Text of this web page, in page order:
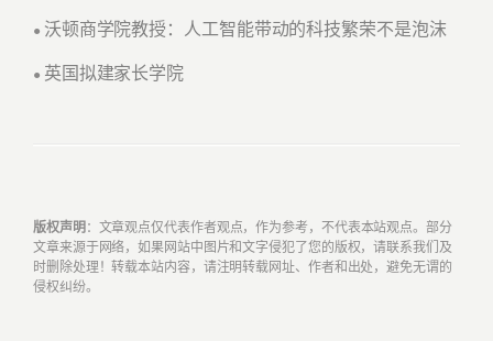
● 沃顿商学院教授：人工智能带动的科技繁荣不是泡沫
● 英国拟建家长学院
版权声明 ：文章观点仅代表作者观点，作为参考，不代表本站观点。部分
文章来源于网络，如果网站中图片和文字侵犯了您的版权，请联系我们及
时删除处理！转载本站内容，请注明转载网址、作者和出处，避免无谓的
侵权纠纷。